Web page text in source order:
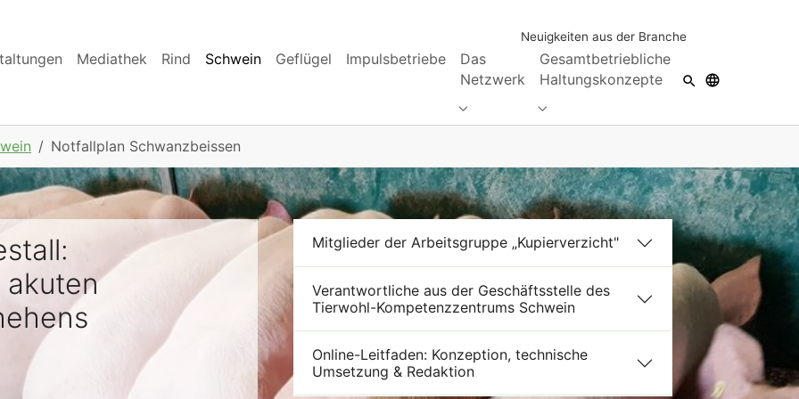
Neuigkeiten aus der Branche
Mediathek Rind Schwein Geflügel Impulsbetriebe
Das
Netzwerk
Submenu for "Das Netzwerk"
Gesamtbetriebliche
Haltungskonzepte
Submenu for "Gesamtbetriebliche
Notfallplan Schwanzbeissen
akuten
Mitglieder der Arbeitsgruppe „Kupierverzicht"
Verantwortliche aus der Geschäftsstelle des
Tierwohl-Kompetenzzentrums Schwein
Online-Leitfaden: Konzeption, technische
Umsetzung & Redaktion